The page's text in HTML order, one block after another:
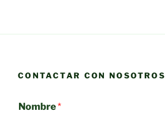
CONTACTAR CON NOSOTROS
Nombre*